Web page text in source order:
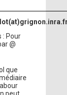
: Pour
@
que